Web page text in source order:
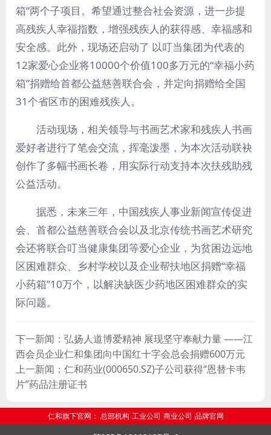
箱”两个子项目。希望通过整合社会资源，进一步提
高残疾人幸福指数，增强残疾人的获得感、幸福感和
安全感。此外，现场还启动了 以叮当集团为代表的
12家爱心企业将10000个价值100多万元的“幸福小药
箱”捐赠给首都公益慈善联合会，并定向捐赠给全国
31个省区市的困难残疾人。
活动现场，相关领导与书画艺术家和残疾人书画
爱好者进行了笔会交流，挥毫泼墨，为本次活动联袂
创作了多幅书画长卷，用实际行动支持本次扶残助残
公益活动。
据悉，未来三年，中国残疾人事业新闻宣传促进
会、首都公益慈善联合会以及北京传统书画艺术研究
会还将联合叮当健康集团等爱心企业，为贫困边远地
区困难群众、乡村学校以及企业帮扶地区捐赠“幸福
小药箱”10万个，以解决缺医少药地区困难群众的实
际问题。
下一新闻：弘扬人道博爱精神 展现坚守奉献力量 ——江
西会员企业仁和集团向中国红十字会总会捐赠600万元
上一新闻：仁和药业(000650.SZ)子公司获得“恩替卡韦
片”药品注册证书
仁和旗下官网： 总部机构 工业公司 商业公司 品牌官网